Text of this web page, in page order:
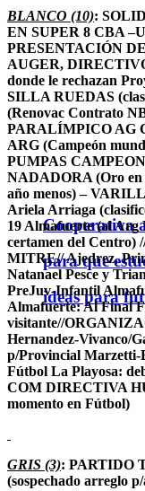
Cooperativa
para que
ideas para
BLANCO (10):
EN SUPER 8 CBA
PRESENTACIÓN
AUGER,
donde le rechazan
SILLA RUEDAS
(Renovac Contrato
PARALÍMPICO AG
ARG (Campeón
PUMPAS
NADADORA (Oro en
año menos) –
Ariela Arriaga
19 Almafuerte (al
certamen del
MITRE// Ajedrez,
Natanael Pesce y
PreJuv-Infantil
Almafuerte: Al Final
visitante//
Hernandez-Vivanco/
p/Provincial Marzetti-
Fútbol La Playosa:
COM DIRECTIVA
momento en Fútbol)
GRIS (3): PARTIDO
(sospechado arreglo